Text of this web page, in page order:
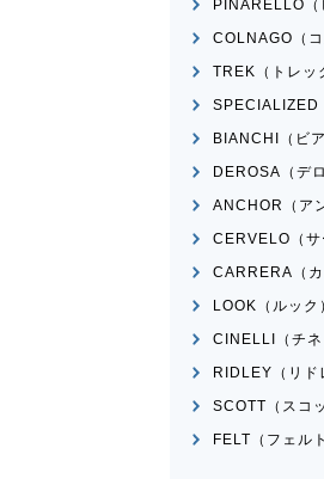
マウンテン
明
買取価格
PINARELLO（
COLNAGO（コ
TREK（トレッ
SPECIALIZED
BIANCHI（ビア
DEROSA（デ
ANCHOR（ア
CERVELO（サ
CARRERA（カ
LOOK（ルック
CINELLI（チネ
RIDLEY（リド
SCOTT（スコ
FELT（フェル